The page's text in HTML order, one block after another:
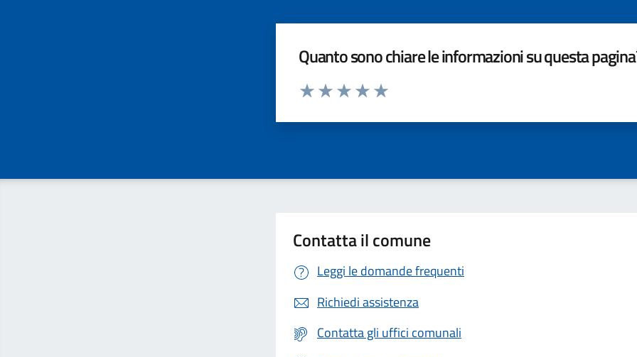
Quanto sono chiare le informazioni su questa
Valuta da 1 a 5 stelle la pagina
Contatta il comune
Leggi le domande frequenti
Richiedi assistenza
Contatta gli uffici comunali